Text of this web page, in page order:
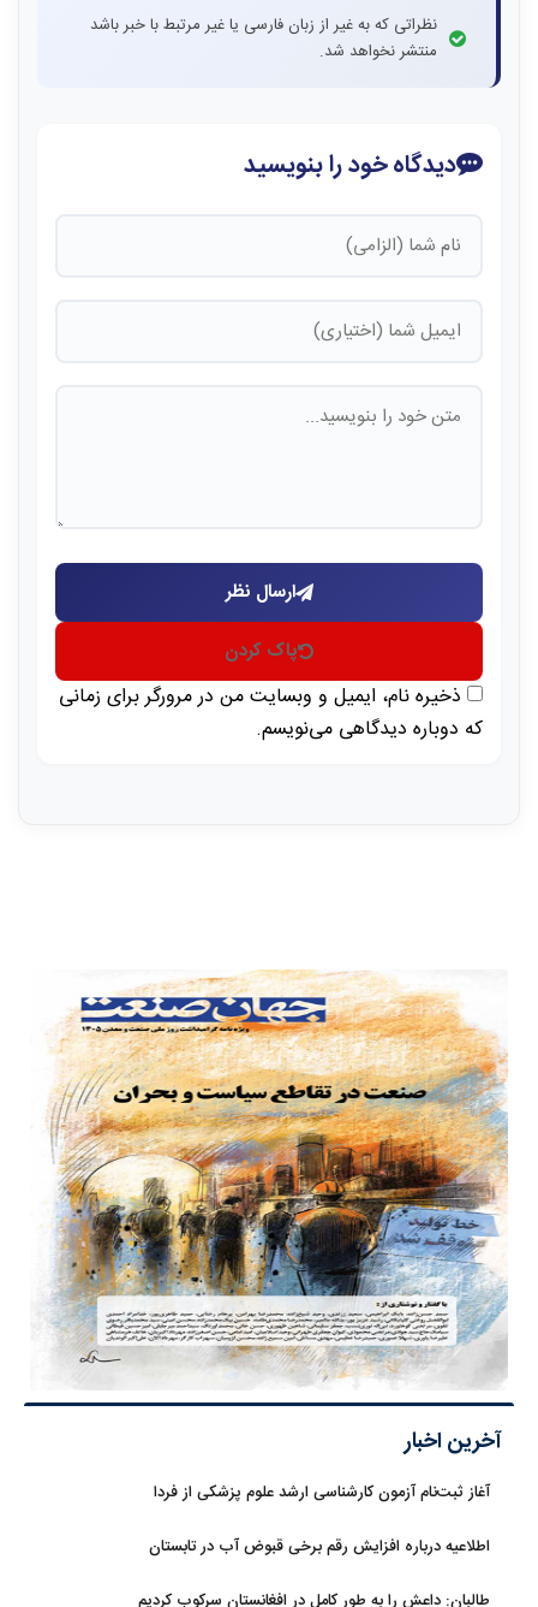
نظراتی که به غیر از زبان فارسی یا غیر مرتبط با خبر باشد
منتشر نخواهد شد.
دیدگاه خود را بنویسید
ارسال نظر
پاک کردن
ذخیره نام، ایمیل و وبسایت من در مرورگر برای زمانی
که دوباره دیدگاهی می‌نویسم.
آخرین اخبار
آغاز ثبت‌نام‌ آزمون کارشناسی ارشد علوم پزشکی از فردا
اطلاعیه درباره افزایش رقم برخی قبوض آب در تابستان
طالبان: داعش را به طور کامل در افغانستان سرکوب کردیم